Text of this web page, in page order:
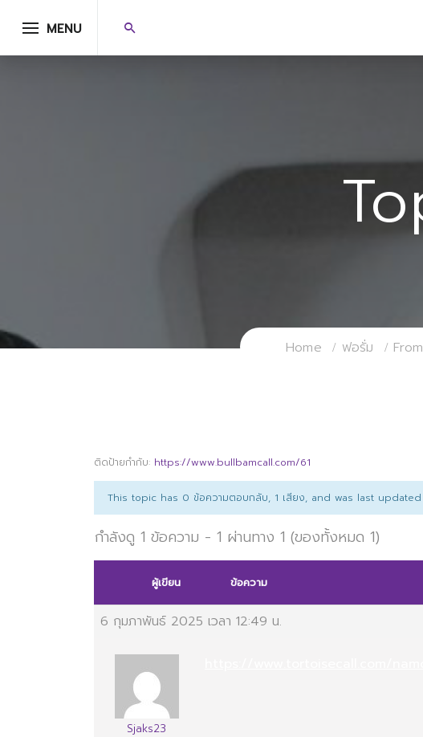
MENU
Home ฟอรั่ม
ติดป้ายกำกับ: https://www.bullbamcall.com/61
This topic has 0 ข้อความตอบกลับ, 1 เสียง, and was last updated
กำลังดู 1 ข้อความ - 1 ผ่านทาง 1 (ของทั้งหมด 1)
ผู้เขียน ข้อความ
6 กุมภาพันธ์ 2025 เวลา 12:49 น.
Sjaks23